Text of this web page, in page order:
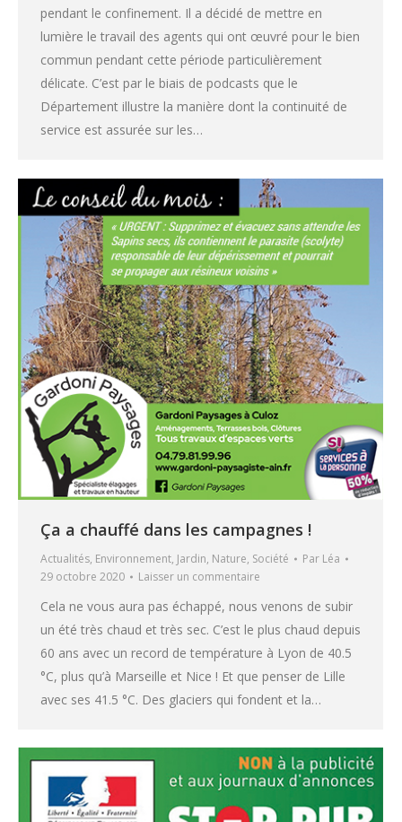
pendant le confinement. Il a décidé de mettre en
lumière le travail des agents qui ont œuvré pour le bien
commun pendant cette période particulièrement
délicate. C’est par le biais de podcasts que le
Département illustre la manière dont la continuité de
service est assurée sur les…
Ça a chauffé dans les campagnes !
Actualités, Environnement, Jardin, Nature, Société Par Léa
29 octobre 2020
Laisser un commentaire
Cela ne vous aura pas échappé, nous venons de subir
un été très chaud et très sec. C’est le plus chaud depuis
60 ans avec un record de température à Lyon de 40.5
°C, plus qu’à Marseille et Nice ! Et que penser de Lille
avec ses 41.5 °C. Des glaciers qui fondent et la…